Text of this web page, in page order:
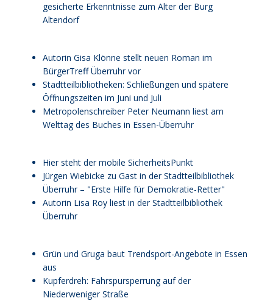
gesicherte Erkenntnisse zum Alter der Burg
Altendorf
Autorin Gisa Klönne stellt neuen Roman im
BürgerTreff Überruhr vor
Stadtteilbibliotheken: Schließungen und spätere
Öffnungszeiten im Juni und Juli
Metropolenschreiber Peter Neumann liest am
Welttag des Buches in Essen-Überruhr
Hier steht der mobile SicherheitsPunkt
Jürgen Wiebicke zu Gast in der Stadtteilbibliothek
Überruhr – "Erste Hilfe für Demokratie-Retter"
Autorin Lisa Roy liest in der Stadtteilbibliothek
Überruhr
Grün und Gruga baut Trendsport-Angebote in Essen
aus
Kupferdreh: Fahrspursperrung auf der
Niederweniger Straße